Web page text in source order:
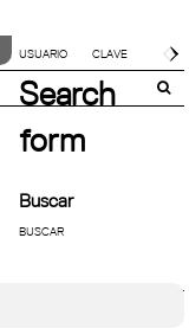
Search
form
Buscar